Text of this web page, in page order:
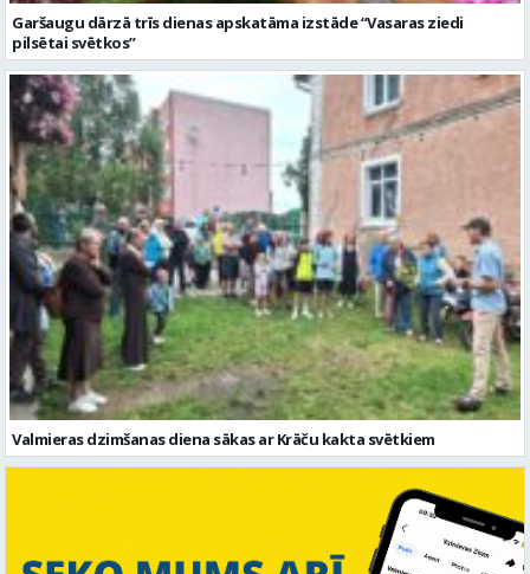
Garšaugu dārzā trīs dienas apskatāma izstāde “Vasaras ziedi
pilsētai svētkos”
Valmieras dzimšanas diena sākas ar Krāču kakta svētkiem